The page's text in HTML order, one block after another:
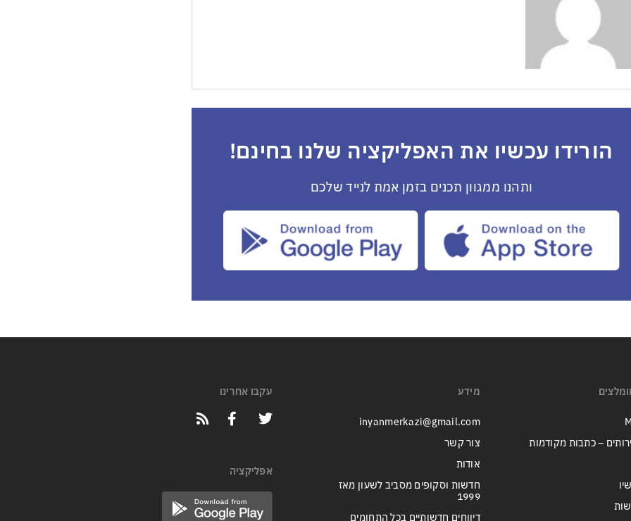
הורידו עכשיו את האפליקציה שלנו בחינם!
ותהנו ממגוון תכנים בזמן אמת לנייד שלכם
– כתבות מקודמות
מידע
inyanmerkazi@gmail.com
צור קשר
אודות
חדשות וסקופים מסביב לשעון מאז
1999
דיווחים חדשותיים בכל התחומים
עקבו אחרינו
אפליקציה